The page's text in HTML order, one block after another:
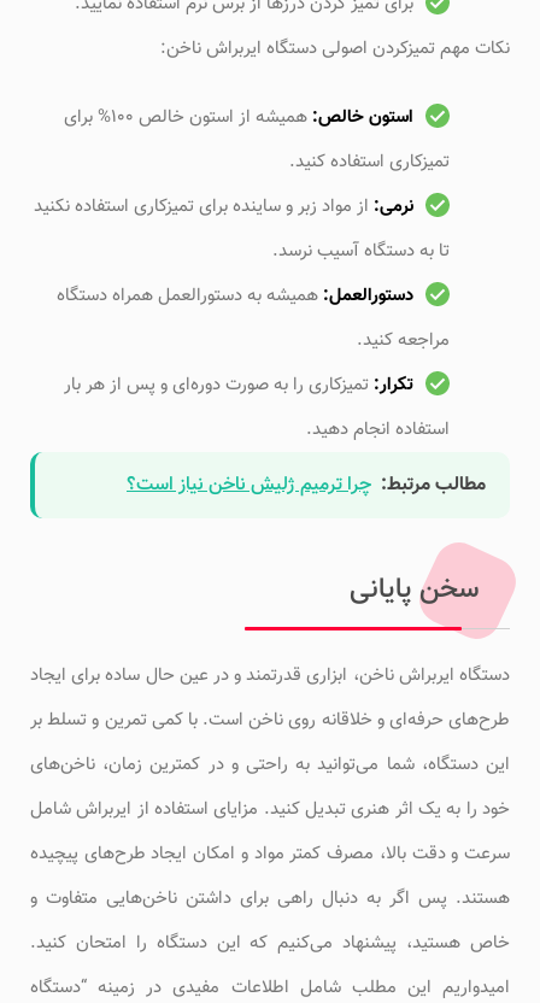
نکات مهم تمیزکردن اصولی دستگاه ایربراش ناخن:
استون خالص:
همیشه از استون خالص 100% برای
تمیزکاری استفاده کنید.
نرمی: از مواد زبر و ساینده برای تمیزکاری استفاده نکنید
تا به دستگاه آسیب نرسد.
دستورالعمل: همیشه به دستورالعمل همراه دستگاه
مراجعه کنید.
تکرار: تمیزکاری را به صورت دوره‌ای و پس از هر بار
استفاده انجام دهید.
مطالب مرتبط: چرا ترمیم ژلیش ناخن نیاز است؟
سخن پایانی
دستگاه ایربراش ناخن، ابزاری قدرتمند و در عین حال ساده برای ایجاد
طرح‌های حرفه‌ای و خلاقانه روی ناخن است. با کمی تمرین و تسلط بر
این دستگاه، شما می‌توانید به راحتی و در کمترین زمان، ناخن‌های
خود را به یک اثر هنری تبدیل کنید. مزایای استفاده از ایربراش شامل
سرعت و دقت بالا، مصرف کمتر مواد و امکان ایجاد طرح‌های پیچیده
هستند. پس اگر به دنبال راهی برای داشتن ناخن‌هایی متفاوت و
خاص هستید، پیشنهاد می‌کنیم که این دستگاه را امتحان کنید.
امیدواریم این مطلب شامل اطلاعات مفیدی در زمینه “دستگاه